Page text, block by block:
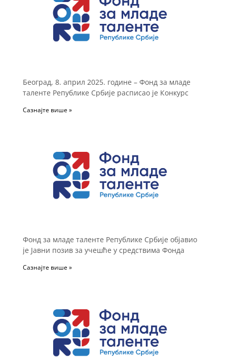
Београд, 8. април 2025. године – Фонд за младе
таленте Републике Србије расписао је Конкурс
Сазнајте више »
Фонд за младе таленте Републике Србије објавио
је Јавни позив за учешће у средствима Фонда
Сазнајте више »